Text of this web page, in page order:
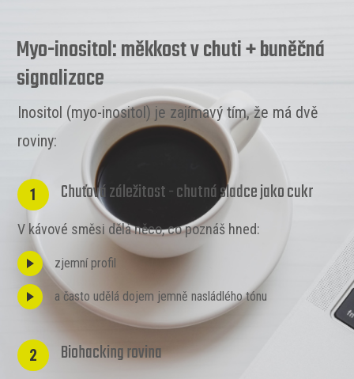
Myo-inositol: měkkost v chuti + buněčná
signalizace
Inositol (myo-inositol) je zajímavý tím, že má dvě
roviny:
1 Chuťová záležitost - chutná sladce jako cukr
V kávové směsi dělá něco, co poznáš hned:
zjemní profil
a často udělá dojem jemně nasládlého tónu
2 Biohacking rovina